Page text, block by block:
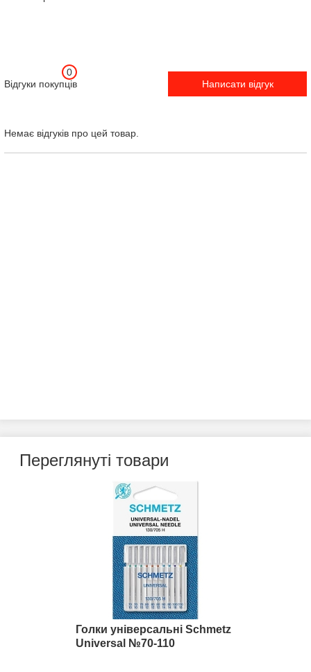
Відгуки покупців
0
Написати відгук
Немає відгуків про цей товар.
Переглянуті товари
Голки універсальні Schmetz
Universal №70-110